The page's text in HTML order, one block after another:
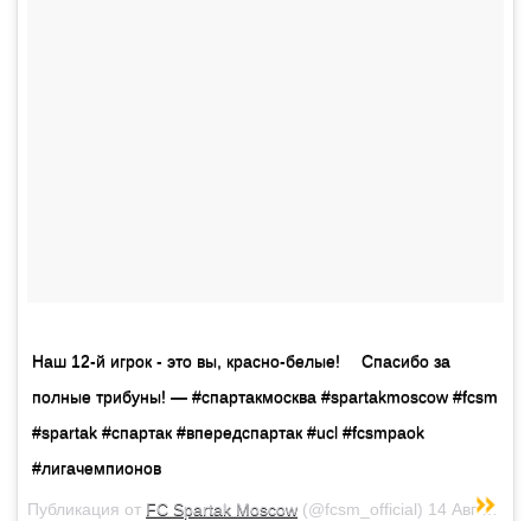
Наш 12-й игрок - это вы, красно-белые! ⠀ Спасибо за
полные трибуны! — #спартакмосква #spartakmoscow #fcsm
#spartak #спартак #впередспартак #ucl #fcsmpaok
#лигачемпионов
Публикация от FC Spartak Moscow (@fcsm_official) 14 Авг 2018 в 12:57 PDT